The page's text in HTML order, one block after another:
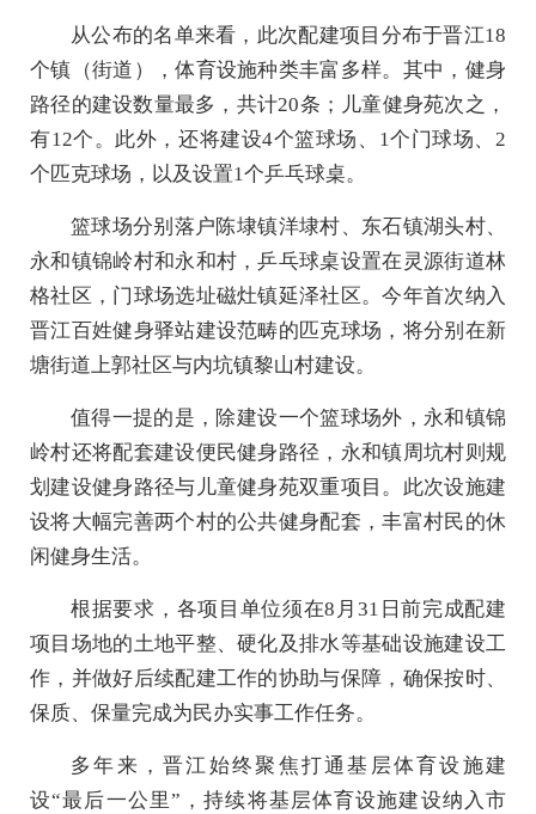
从公布的名单来看，此次配建项目分布于晋江18
个镇（街道），体育设施种类丰富多样。其中，健身
路径的建设数量最多，共计20条；儿童健身苑次之，
有12个。此外，还将建设4个篮球场、1个门球场、2
个匹克球场，以及设置1个乒乓球桌。
篮球场分别落户陈埭镇洋埭村、东石镇湖头村、
永和镇锦岭村和永和村，乒乓球桌设置在灵源街道林
格社区，门球场选址磁灶镇延泽社区。今年首次纳入
晋江百姓健身驿站建设范畴的匹克球场，将分别在新
塘街道上郭社区与内坑镇黎山村建设。
值得一提的是，除建设一个篮球场外，永和镇锦
岭村还将配套建设便民健身路径，永和镇周坑村则规
划建设健身路径与儿童健身苑双重项目。此次设施建
设将大幅完善两个村的公共健身配套，丰富村民的休
闲健身生活。
根据要求，各项目单位须在8月31日前完成配建
项目场地的土地平整、硬化及排水等基础设施建设工
作，并做好后续配建工作的协助与保障，确保按时、
保质、保量完成为民办实事工作任务。
多年来，晋江始终聚焦打通基层体育设施建
设“最后一公里”，持续将基层体育设施建设纳入市